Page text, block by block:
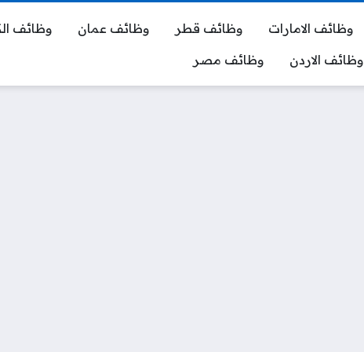
وظائف الامارات وظائف قطر وظائف عمان
وظائف
وظائف الاردن وظائف مصر